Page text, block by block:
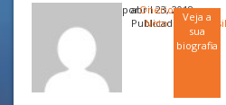
porOnerio
Neto
Veja a
sua
biografia
abril 23, 2018
Publicado emBrasil